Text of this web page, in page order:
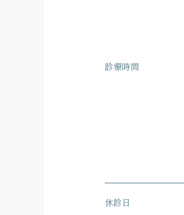
診療時間
休診日